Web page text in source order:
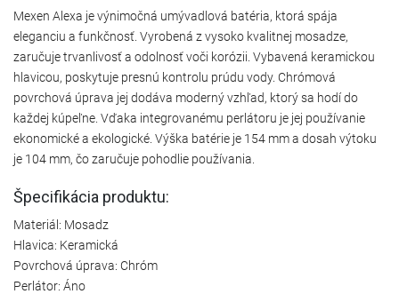
Mexen Alexa je výnimočná umývadlová batéria, ktorá spája
eleganciu a funkčnosť. Vyrobená z vysoko kvalitnej mosadze,
zaručuje trvanlivosť a odolnosť voči korózii. Vybavená keramickou
hlavicou, poskytuje presnú kontrolu prúdu vody. Chrómová
povrchová úprava jej dodáva moderný vzhľad, ktorý sa hodí do
každej kúpeľne. Vďaka integrovanému perlátoru je jej používanie
ekonomické a ekologické. Výška batérie je 154 mm a dosah výtoku
je 104 mm, čo zaručuje pohodlie používania.
Špecifikácia produktu:
Materiál: Mosadz
Hlavica: Keramická
Povrchová úprava: Chróm
Perlátor: Áno